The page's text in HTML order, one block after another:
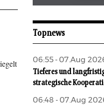
Topnews
06:55 - 07.Aug
Tieferes und
strategische
06:48 - 07.Aug